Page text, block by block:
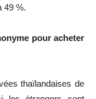
49 %.
pour acheter
thaïlandaises de